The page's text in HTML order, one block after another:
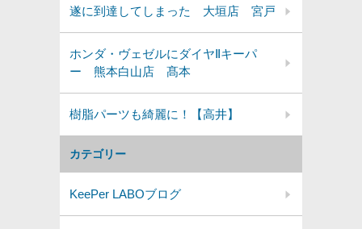
カテゴリー
KeePer LABOブログ
遂に到達してしまった 大垣店 宮戸
ホンダ・ヴェゼルにダイヤⅡキーパ
ー 熊本白山店 髙本
樹脂パーツも綺麗に！【高井】